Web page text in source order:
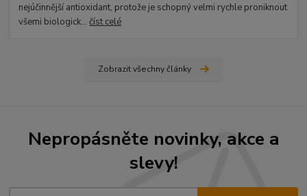
nejúčinnější antioxidant, protože je schopný velmi rychle proniknout
všemi biologick...číst celé
Zobrazit všechny články
Nepropásněte novinky, akce a
slevy!